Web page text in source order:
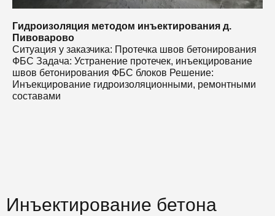
Гидроизоляция методом инъектирования д.
Пивоварово
Ситуация у заказчика: Протечка швов бетонирования
ФБС Задача: Устранение протечек, инъекцирование
швов бетонирования ФБС блоков Решение:
Инъекцирование гидроизоляционными, ремонтными
составами
Инъектирование бетона